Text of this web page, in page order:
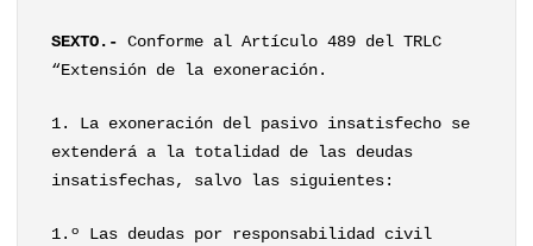
SEXTO.- Conforme al Artículo 489 del TRLC
“Extensión de la exoneración.
1. La exoneración del pasivo insatisfecho se
extenderá a la totalidad de las deudas
insatisfechas, salvo las siguientes:
1.º Las deudas por responsabilidad civil